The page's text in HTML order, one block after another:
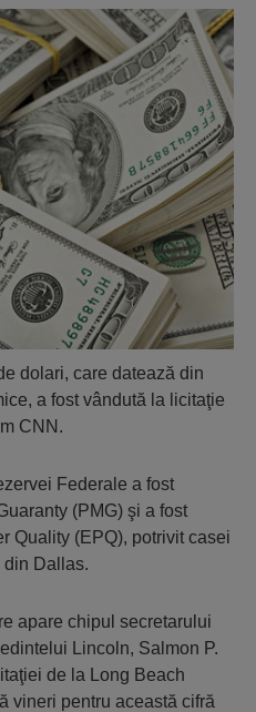
dolari, care datează din
a fost vândută la licitaţie
CNN.
Federale a fost
(PMG) şi a fost
Quality (EPQ), potrivit casei
Dallas.
apare chipul secretarului
Lincoln, Salmon P.
de la Long Beach
vineri pentru această cifră